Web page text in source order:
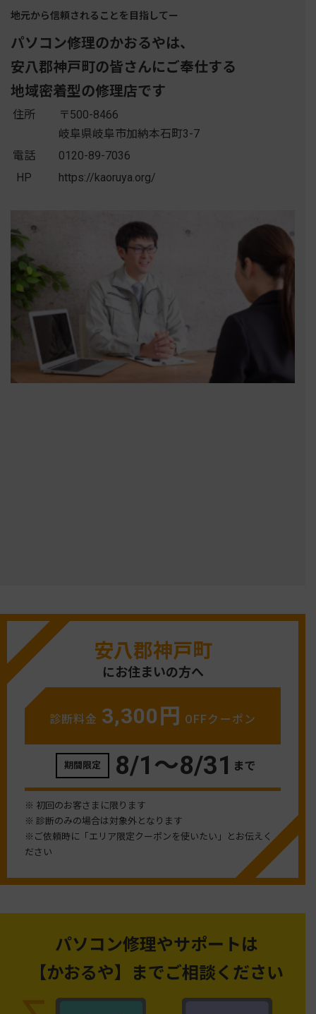
地元から信頼されることを目指してー
パソコン修理のかおるやは、
安八郡神戸町の皆さんにご奉仕する
地域密着型の修理店です
住所
〒500-8466
岐阜県岐阜市加納本石町3-7
電話
0120-89-7036
HP
https://kaoruya.org/
安八郡神戸町
にお住まいの方へ
診断料金 3,300円 OFFクーポン
期間限定 8/1〜8/31 まで
※ 初回のお客さまに限ります
※ 診断のみの場合は対象外となります
※ご依頼時に「エリア限定クーポンを使いたい」とお伝えく
ださい
パソコン修理やサポートは
【かおるや】までご相談ください